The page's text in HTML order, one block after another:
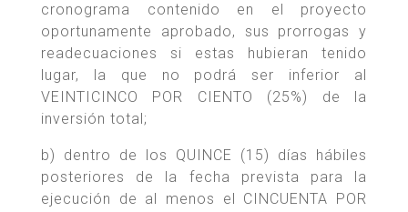
cronograma contenido en el proyecto
oportunamente aprobado, sus prorrogas y
readecuaciones si estas hubieran tenido
lugar, la que no podrá ser inferior al
VEINTICINCO POR CIENTO (25%) de la
inversión total;
b) dentro de los QUINCE (15) días hábiles
posteriores de la fecha prevista para la
ejecución de al menos el CINCUENTA POR